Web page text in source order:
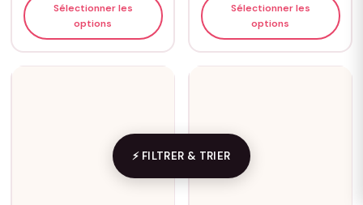
Sélectionner les
options
Sélectionner les
options
⚡ FILTRER & TRIER